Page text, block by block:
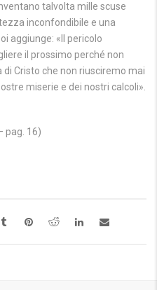
talvolta mille scuse
inconfondibile e una
aggiunge: «Il pericolo
il prossimo perché non
Cristo che non riusciremo mai
miserie e dei nostri calcoli».
pag. 16)